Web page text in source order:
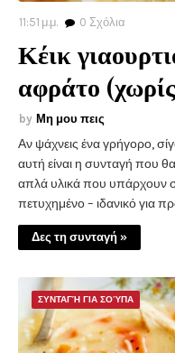
11:51 μ.μ. 0 Σχόλια
Κέικ
αφράτο
Μη μου πεις
Αν ψάχνεις ένα γρήγορο,
αυτή είναι η συνταγή που θα
απλά υλικά που υπάρχουν
πετυχημένο – ιδανικό για
Δες τη συνταγή »
ΣΥΝΤΑΓΉ ΓΙΑ ΣΟΎΠΑ